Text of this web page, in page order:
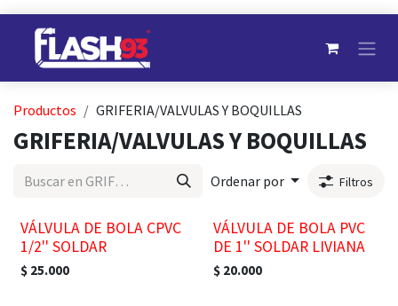
Ir al contenido
Productos GRIFERIA/VALVULAS Y BOQUILLAS
GRIFERIA/VALVULAS Y BOQUILLAS
Ordenar por Filtros
VÁLVULA DE BOLA CPVC
1/2'' SOLDAR
$ 25.000
VÁLVULA DE BOLA PVC
DE 1'' SOLDAR LIVIANA
$ 20.000